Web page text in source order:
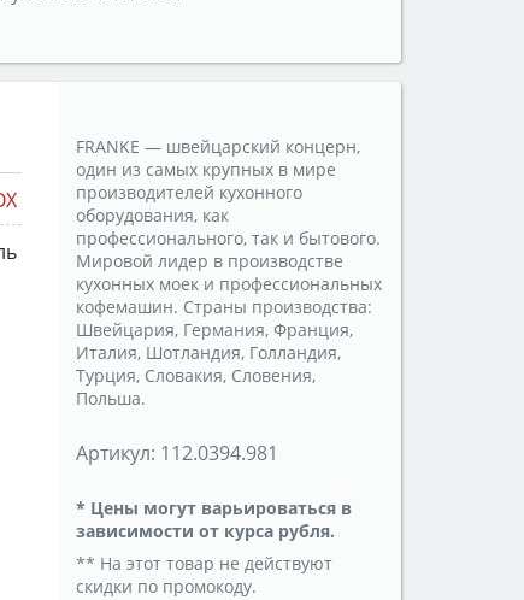
FRANKE — швейцарский концерн,
один из самых крупных в мире
производителей кухонного
оборудования, как
профессионального, так и бытового.
Мировой лидер в производстве
кухонных моек и профессиональных
кофемашин. Страны производства:
Швейцария, Германия, Франция,
Италия, Шотландия, Голландия,
Турция, Словакия, Словения,
Польша.
Артикул: 112.0394.981
* Цены могут варьироваться в
зависимости от курса рубля.
** На этот товар не действуют
скидки по промокоду.